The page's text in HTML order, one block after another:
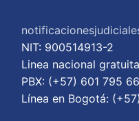
NIT: 900514913-2
Linea nacional
PBX: (+57) 601 795
Lí­nea en Bogotá: